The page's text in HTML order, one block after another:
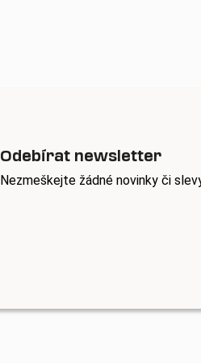
Odebírat newsletter
Nezmeškejte žádné novinky či